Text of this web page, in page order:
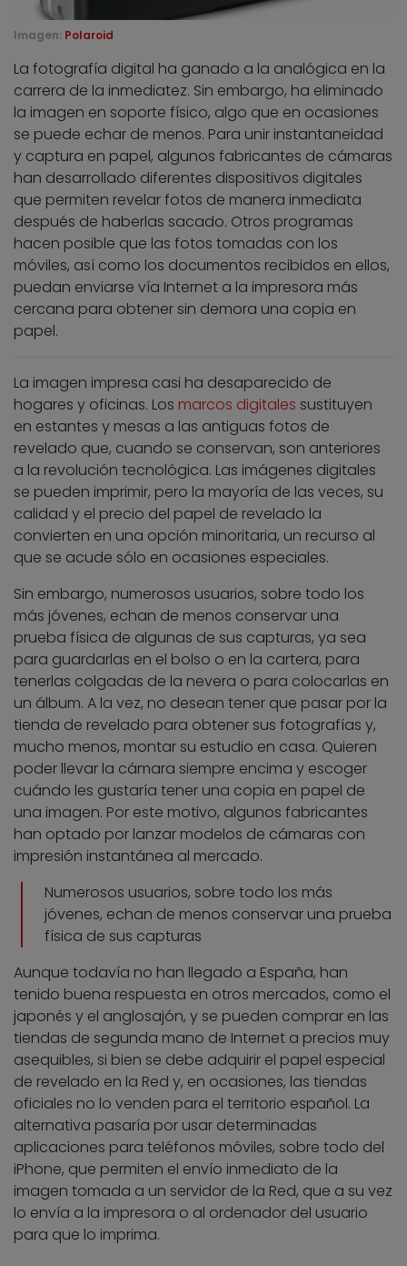
Imagen: Polaroid
La fotografía digital ha ganado a la analógica en la
carrera de la inmediatez. Sin embargo, ha eliminado
la imagen en soporte físico, algo que en ocasiones
se puede echar de menos. Para unir instantaneidad
y captura en papel, algunos fabricantes de cámaras
han desarrollado diferentes dispositivos digitales
que permiten revelar fotos de manera inmediata
después de haberlas sacado. Otros programas
hacen posible que las fotos tomadas con los
móviles, así como los documentos recibidos en ellos,
puedan enviarse vía Internet a la impresora más
cercana para obtener sin demora una copia en
papel.
La imagen impresa casi ha desaparecido de
hogares y oficinas. Los marcos digitales sustituyen
en estantes y mesas a las antiguas fotos de
revelado que, cuando se conservan, son anteriores
a la revolución tecnológica. Las imágenes digitales
se pueden imprimir, pero la mayoría de las veces, su
calidad y el precio del papel de revelado la
convierten en una opción minoritaria, un recurso al
que se acude sólo en ocasiones especiales.
Sin embargo, numerosos usuarios, sobre todo los
más jóvenes, echan de menos conservar una
prueba física de algunas de sus capturas, ya sea
para guardarlas en el bolso o en la cartera, para
tenerlas colgadas de la nevera o para colocarlas en
un álbum. A la vez, no desean tener que pasar por la
tienda de revelado para obtener sus fotografías y,
mucho menos, montar su estudio en casa. Quieren
poder llevar la cámara siempre encima y escoger
cuándo les gustaría tener una copia en papel de
una imagen. Por este motivo, algunos fabricantes
han optado por lanzar modelos de cámaras con
impresión instantánea al mercado.
Numerosos usuarios, sobre todo los más
jóvenes, echan de menos conservar una prueba
física de sus capturas
Aunque todavía no han llegado a España, han
tenido buena respuesta en otros mercados, como el
japonés y el anglosajón, y se pueden comprar en las
tiendas de segunda mano de Internet a precios muy
asequibles, si bien se debe adquirir el papel especial
de revelado en la Red y, en ocasiones, las tiendas
oficiales no lo venden para el territorio español. La
alternativa pasaría por usar determinadas
aplicaciones para teléfonos móviles, sobre todo del
iPhone, que permiten el envío inmediato de la
imagen tomada a un servidor de la Red, que a su vez
lo envía a la impresora o al ordenador del usuario
para que lo imprima.